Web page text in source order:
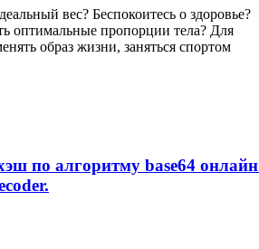
вес? Беспокоитесь о здоровье?
оптимальные пропорции тела? Для
образ жизни, заняться спортом
по алгоритму base64